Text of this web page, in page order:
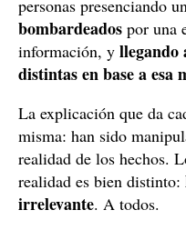
personas presenciando
bombardeados por una
información, y llegando
distintas en base a esa
La explicación que da
misma: han sido
realidad de los hechos.
realidad es bien distinto:
irrelevante. A todos.